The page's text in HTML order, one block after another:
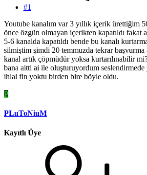
#1
Youtube kanalım var 3 yıllık içerik ürettiğim
önce özgün olmayan içerikten kapatıldı fakat
5-6 kanalda kapatıldı bende bu kanalı
silmiştim şimdi 20 temmuzda tekrar başvurma
kanal artık çöpmüdür yoksa kurtarılınabilir
bana aitti ai ile oluşturuyordum
ihlal fln yoktu birden bire böyle oldu.
P
PLuToNiuM
Kayıtlı Üye